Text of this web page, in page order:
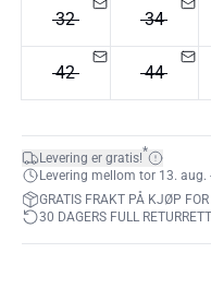
32 34
42 44
Levering er gratis!*
Levering mellom tor 13. aug.
GRATIS FRAKT PÅ KJØP
30 DAGERS FULL RETURRETT